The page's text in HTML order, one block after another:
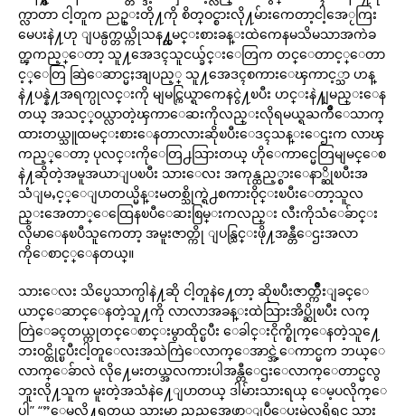
က္လာတာ ငါ့တူက ညဥ္းတို႔ကို စိတ္ဝင္စားလို႔မ်ားကေတာ့ငါ့အေႂကြး
မေပးနဲ႔ဟု ျပန္ပက္တယ္ကိုသန႔္ထမင္းစားခန္းထဲကေနမသိမသာအကဲခ
တ္ၾကည့္ေတာ့ သူ႔အေဒၚသူငယ္ခ်င္းေတြက တင္ေတာင့္ေတာ
င့္ေတြ ဆြဲေဆာင္မႈအျပည့္ သူ႔အေဒၚစကားေၾကာင့္သာ ဟန္
နဲ႔ပန္နဲ႔အရက္ပုလင္းကို မျမင္ကြယ္ရာကေနငွဲ႔ၿပီး ဟင္းနဲ႔ျမည္းေန
တယ္ အသင့္ဝယ္လာတဲ့ၾကာေဆးကိုလည္းလိုရမယ္ရႀကိဳေသာက္
ထားတယ္သူထမင္းစားေနတာလားဆိုၿပီးေဒၚသန္းေဌးက လာၾ
ကည့္ေတာ့ ပုလင္းကိုေတြ႕သြားတယ္ ဟိုေကာင္မေတြမျမင္ေစ
နဲ႔ဆိုတဲ့အမူအယာျပၿပီး သားေလး အကုန္ထည့္စားေနာ္ဆိုၿပီးအ
သံျမႇင့္ေျပာတယ္မိန္းမတစ္သိုက္ရဲ႕စကားဝိုင္းၿပီးေတာ့သူလ
ည္းအေတာ္ေထြေနၿပီေဆးစြမ္းကလည္း လီးကိုသံေခ်ာင္း
လိုမာေနၿပီသူကေတာ့ အမူးဇာတ္ကို ျပန္သြင္းဖို႔အန္တီေဌးအလာ
ကိုေစာင့္ေနတယ္။
သားေလး သိပ္မေသာက္ပါနဲ႔ဆို ငါ့တူနဲ႔ေတာ့ ဆိုၿပီးဇာတ္က်ိဳးျခင္ေ
ယာင္ေဆာင္ေနတဲ့သူ႔ကို လာလာအခန္းထဲသြားအိပ္ဆိုၿပီး လက္
တြဲေခၚတယ္ကုတင္ေစာင္းမွာထိုင္ၿပီး ေခါင္းငိုက္စိုက္ေနတဲ့သူ႔ေ
ဘးဝင္ထိုင္ၿပီးငါ့တူေလးအသဲကြဲေလာက္ေအာင္အဲ့ေကာင္မက ဘယ္ေ
လာက္ေခ်ာလဲ လို႔ေမးတယ္အလကားပါအန္တီေဌးေလာက္ေတာင္မလွ
ဘူးလို႔သူက မူးတဲ့အသံနဲ႔ေျပာတယ္ ဒါမ်ားသားရယ္ ေမ့ပလိုက္ေ
ပါ” “”ေမ့လို႔ရတယ္ သားမွာ ညညအေဖာ္ျပဳေပးမဲ့လူရွိရင္ သား